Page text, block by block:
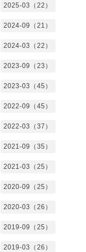
2025-03（22）
2024-09（21）
2024-03（22）
2023-09（23）
2023-03（45）
2022-09（45）
2022-03（37）
2021-09（35）
2021-03（25）
2020-09（25）
2020-03（26）
2019-09（25）
2019-03（26）